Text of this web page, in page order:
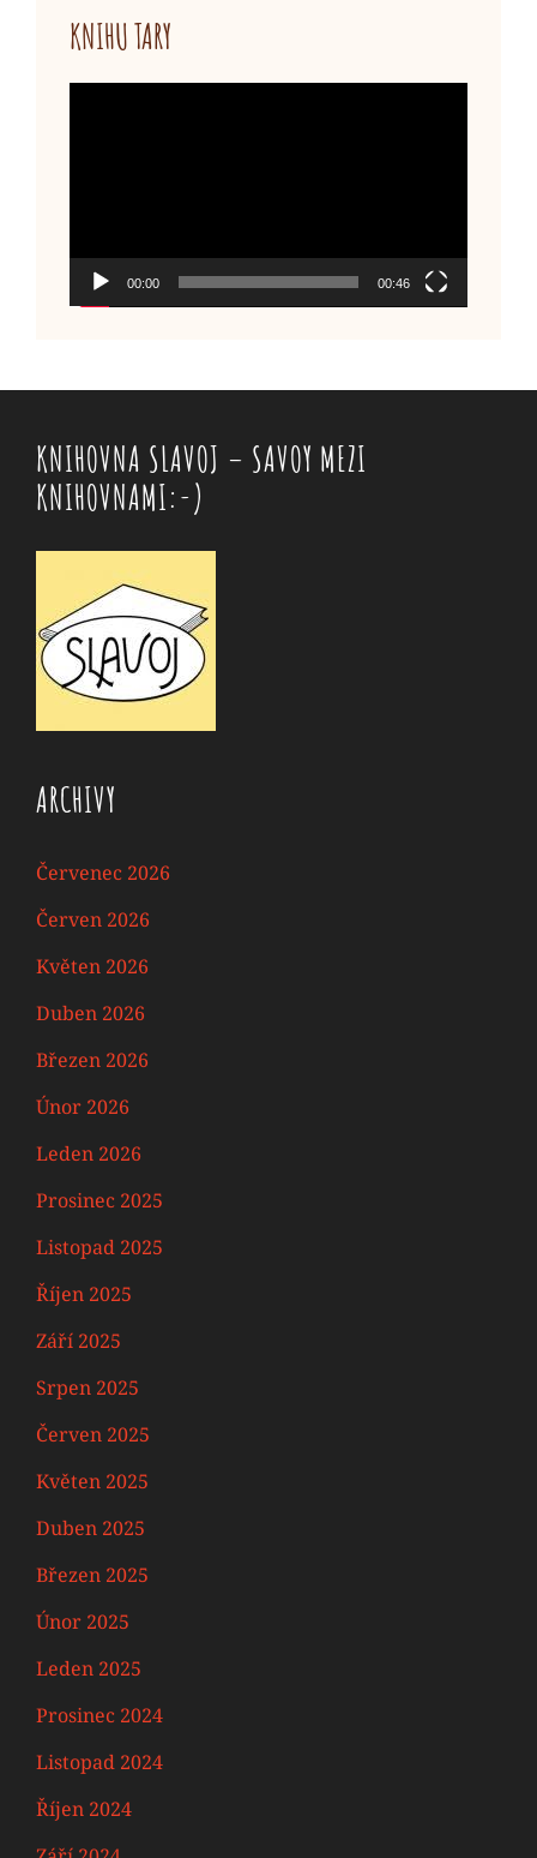
KNIHU TARY
00:00 00:46
KNIHOVNA SLAVOJ – SAVOY MEZI
KNIHOVNAMI:-)
ARCHIVY
Červenec 2026
Červen 2026
Květen 2026
Duben 2026
Březen 2026
Únor 2026
Leden 2026
Prosinec 2025
Listopad 2025
Říjen 2025
Září 2025
Srpen 2025
Červen 2025
Květen 2025
Duben 2025
Březen 2025
Únor 2025
Leden 2025
Prosinec 2024
Listopad 2024
Říjen 2024